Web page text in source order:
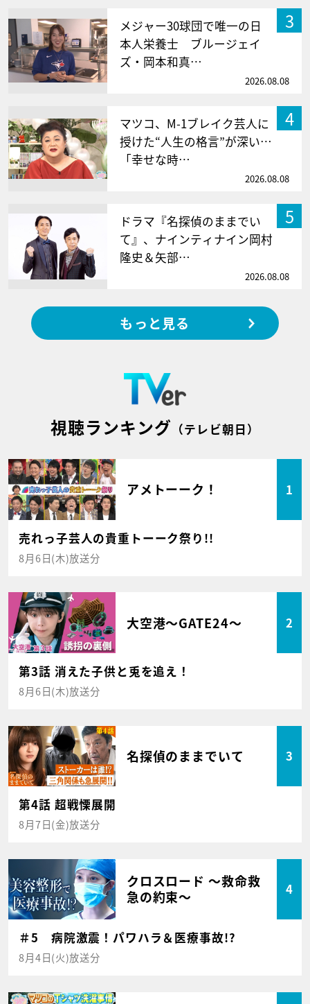
3
メジャー30球団で唯一の日
本人栄養士 ブルージェイ
ズ・岡本和真…
2026.08.08
4
マツコ、M-1ブレイク芸人に
授けた“人生の格言”が深い…
「幸せな時…
2026.08.08
5
ドラマ『名探偵のままでい
て』、ナインティナイン岡村
隆史＆矢部…
2026.08.08
もっと見る
視聴ランキング （テレビ朝日）
アメトーーク！ 1
売れっ子芸人の貴重トーーク祭り!!
8月6日(木)放送分
大空港～GATE24～ 2
第3話 消えた子供と兎を追え！
8月6日(木)放送分
名探偵のままでいて 3
第4話 超戦慄展開
8月7日(金)放送分
クロスロード ～救命救
急の約束～
4
＃5 病院激震！パワハラ＆医療事故!?
8月4日(火)放送分